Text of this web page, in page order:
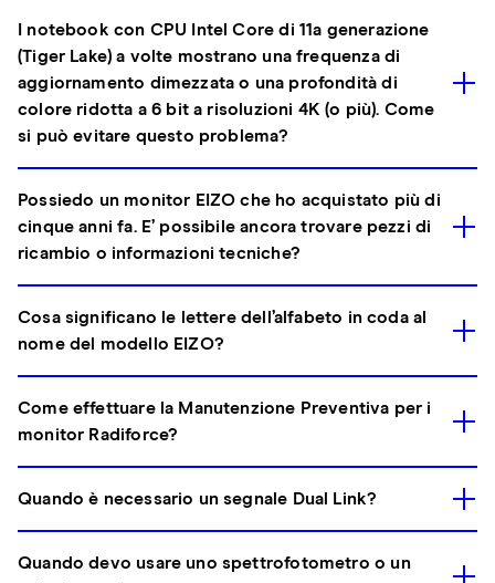
I notebook con CPU Intel Core di 11a generazione
(Tiger Lake) a volte mostrano una frequenza di
aggiornamento dimezzata o una profondità di
colore ridotta a 6 bit a risoluzioni 4K (o più). Come
si può evitare questo problema?
Possiedo un monitor EIZO che ho acquistato più di
cinque anni fa. E’ possibile ancora trovare pezzi di
ricambio o informazioni tecniche?
Cosa significano le lettere dell’alfabeto in coda al
nome del modello EIZO?
Come effettuare la Manutenzione Preventiva per i
monitor Radiforce?
Quando è necessario un segnale Dual Link?
Quando devo usare uno spettrofotometro o un